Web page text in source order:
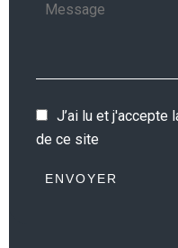
J’ai lu et j'accepte
de ce site
ENVOYER